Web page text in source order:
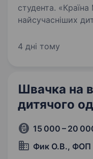
студента. «Країна Мрій» — масштабна мережа
найсучасніших
поєднуємо
4 дні тому
Швачка на
дитячого
15 000 – 20
Фик О.В., ФОП